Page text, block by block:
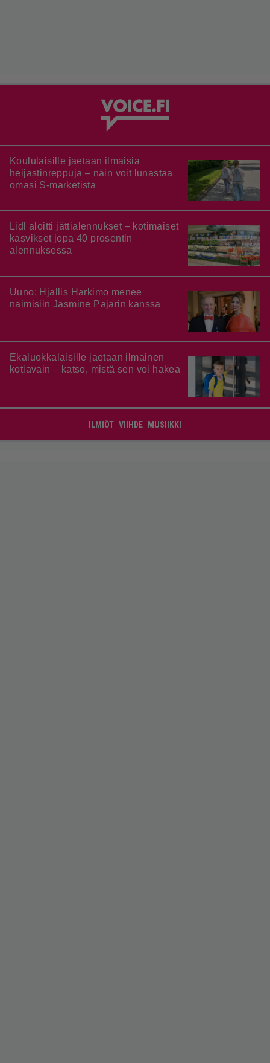
Koululaisille jaetaan ilmaisia
heijastinreppuja – näin voit lunastaa
omasi S-marketista
Lidl aloitti jättialennukset – kotimaiset
kasvikset jopa 40 prosentin
alennuksessa
Uuno: Hjallis Harkimo menee
naimisiin Jasmine Pajarin kanssa
Ekaluokkalaisille jaetaan ilmainen
kotiavain – katso, mistä sen voi hakea
ILMIÖT VIIHDE MUSIIKKI